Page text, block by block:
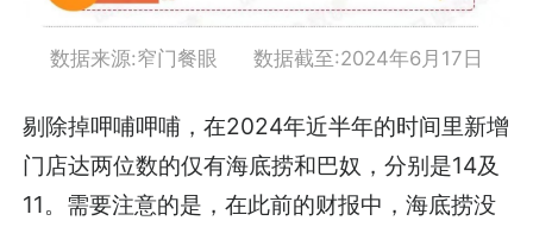
数据来源:窄门餐眼 数据截至:2024年6月17日
剔除掉呷哺呷哺，在2024年近半年的时间里新增
门店达两位数的仅有海底捞和巴奴，分别是14及
11。需要注意的是，在此前的财报中，海底捞没